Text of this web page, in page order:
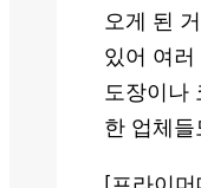
오게 된
있어 여
도장이나
한 업체들